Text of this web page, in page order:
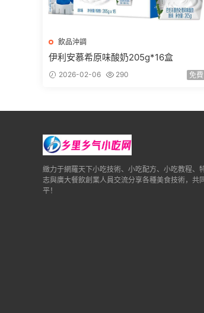
飲品沖調
伊利安慕希原味酸奶205g*16盒
2026-02-06 290 免費
緻力于網羅天下小吃技術、小吃配方、小吃教程、
志與廣大餐飲創業人員交流分享各種美食技術，共
平！